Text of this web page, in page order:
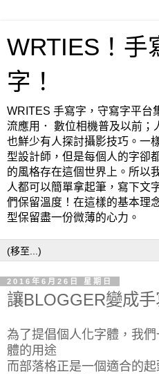
WRTIES！手
字！
WRITES 手寫字，守寫字平台
流應用． 數位相機普及以前；
也鮮少有人探討攝影技巧。一
型設計師，但是每個人的字卻
的風格存在這個世界上。所以
人都可以簡單拿起筆，寫下文
們保留溫度！在這樣的基本理
型保留盡一份微薄的心力。
2016年6月26日 星期日
讓BLOGGER變成
為了提倡個人化字體，我
體的用途
而部落格正是一個適合的起